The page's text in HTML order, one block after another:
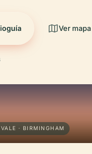
Ver mapa
· BIRMINGHAM